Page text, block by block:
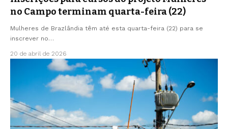
no Campo terminam quarta-feira (22)
Mulheres de Brazlândia têm até esta quarta-feira (22) para se
inscrever no…
20 de abril de 2026